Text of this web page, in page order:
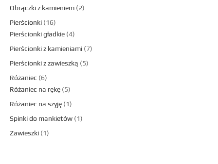
Obrączki z kamieniem 2
Pierścionki 16
Pierścionki gładkie 4
Pierścionki z kamieniami 7
Pierścionki z zawieszką
5
Różaniec
6
Różaniec na rękę 5
Różaniec na szyję 1
Spinki do mankietów 1
Zawieszki 1